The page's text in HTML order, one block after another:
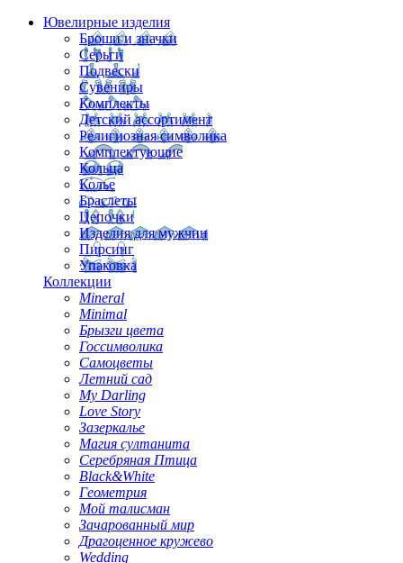
Ювелирные изделия
Броши и значки
Серьги
Подвески
Сувениры
Комплекты
Детский ассортимент
Религиозная символика
Комплектующие
Кольца
Колье
Браслеты
Цепочки
Изделия для мужчин
Пирсинг
Упаковка
Коллекции
Mineral
Minimal
Брызги цвета
Госсимволика
Самоцветы
Летний сад
My Darling
Love Story
Зазеркалье
Магия султанита
Серебряная Птица
Black&White
Геометрия
Мой талисман
Зачарованный мир
Драгоценное кружево
Wedding